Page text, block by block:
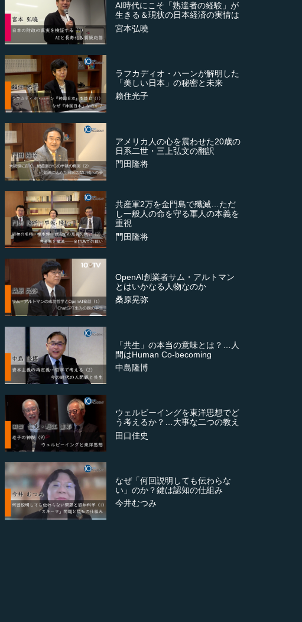
AI時代にこそ「熟達者の経験」が
生きる＆現状の日本経済の実情は
宮本弘曉
ラフカディオ・ハーンが解明した
「美しい日本」の秘密と未来
賴住光子
アメリカ人の心を震わせた20歳の
日系二世・三上弘文の翻訳
門田隆将
共産軍2万を金門島で殲滅…ただ
し一般人の命を守る軍人の本義を
重視
門田隆将
OpenAI創業者サム・アルトマン
とはいかなる人物なのか
桑原晃弥
「共生」の本当の意味とは？…人
間はHuman Co-becoming
中島隆博
ウェルビーイングを東洋思想でど
う考えるか？…大事な二つの教え
田口佳史
なぜ「何回説明しても伝わらな
い」のか？鍵は認知の仕組み
今井むつみ